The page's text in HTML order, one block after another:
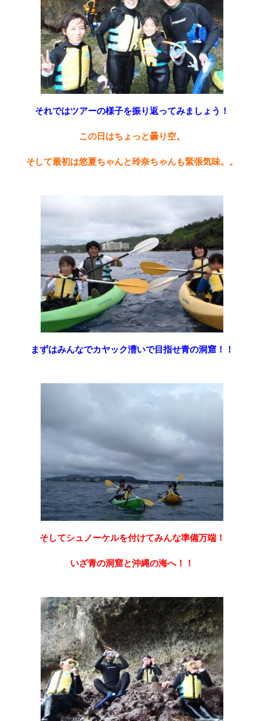
それではツアーの様子を振り返ってみましょう！
この日はちょっと曇り空。
そして最初は悠夏ちゃんと玲奈ちゃんも緊張気味。。
まずはみんなでカヤック漕いで目指せ青の洞窟！！
そしてシュノーケルを付けてみんな準備万端！
いざ青の洞窟と沖縄の海へ！！